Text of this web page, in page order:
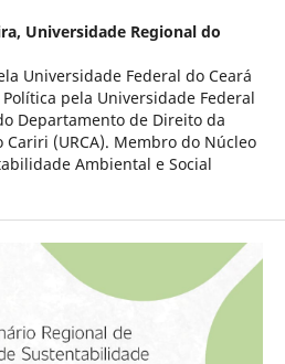
Universidade Regional do
Universidade Federal do Ceará
pela Universidade Federal
Departamento de Direito da
(URCA). Membro do Núcleo
Ambiental e Social